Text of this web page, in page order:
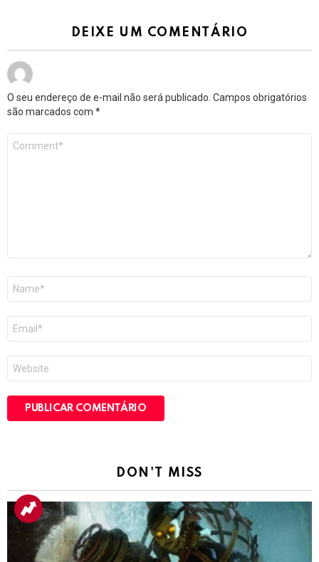
DEIXE UM COMENTÁRIO
O seu endereço de e-mail não será publicado. Campos obrigatórios
são marcados com *
mail
*
DON'T MISS